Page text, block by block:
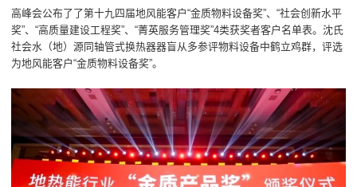
高峰会公布了了第十九四届地风能客户“金质物料设备奖”、“社会创新水平
奖”、“高质量建设工程奖”、“菁英服务管理奖”4类获奖者客户名单表。沈氏
社会水（地）源同轴管式换热器器盲从多参评物料设备中鹤立鸡群，评选
为地风能客户“金质物料设备奖”。